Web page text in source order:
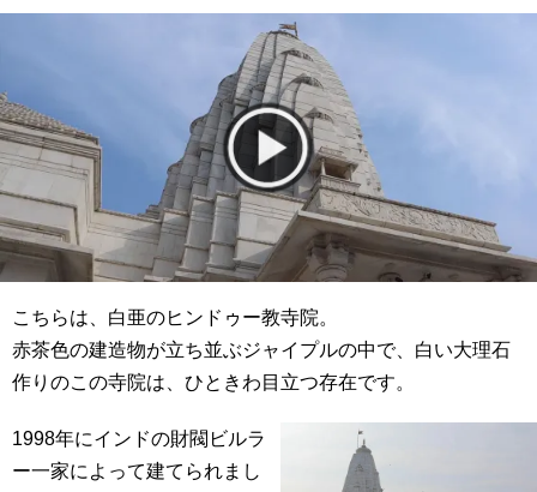
こちらは、白亜のヒンドゥー教寺院。
赤茶色の建造物が立ち並ぶジャイプルの中で、白い大理石
作りのこの寺院は、ひときわ目立つ存在です。
1998年にインドの財閥ビルラ
ー一家によって建てられまし